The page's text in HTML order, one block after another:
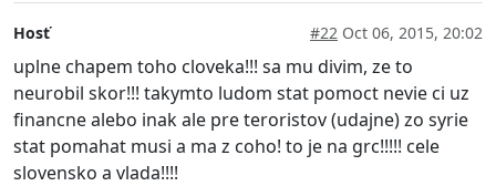
Hosť #22 Oct 06, 2015, 20:02
uplne chapem toho cloveka!!! sa mu divim, ze to
neurobil skor!!! takymto ludom stat pomoct nevie ci uz
financne alebo inak ale pre teroristov (udajne) zo syrie
stat pomahat musi a ma z coho! to je na grc!!!!! cele
slovensko a vlada!!!!